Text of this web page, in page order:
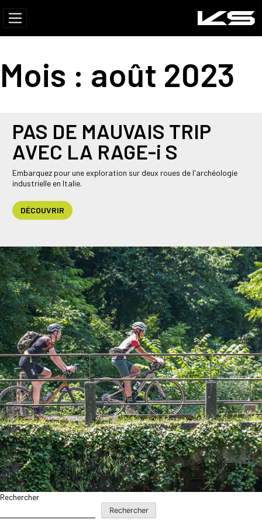
Mois : août 2023
PAS DE MAUVAIS TRIP
AVEC LA RAGE-i S
Embarquez pour une exploration sur deux roues de l'archéologie
industrielle en Italie.
DÉCOUVRIR
Rechercher
Rechercher